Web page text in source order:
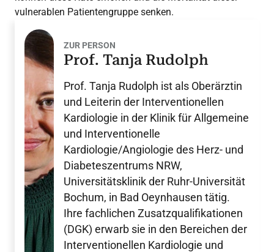
vulnerablen Patientengruppe senken.
ZUR PERSON
Prof. Tanja Rudolph
Prof. Tanja Rudolph ist als Oberärztin
und Leiterin der Interventionellen
Kardiologie in der Klinik für Allgemeine
und Interventionelle
Kardiologie/Angiologie des Herz- und
Diabeteszentrums NRW,
Universitätsklinik der Ruhr-Universität
Bochum, in Bad Oeynhausen tätig.
Ihre fachlichen Zusatzqualifikationen
(DGK) erwarb sie in den Bereichen der
Interventionellen Kardiologie und